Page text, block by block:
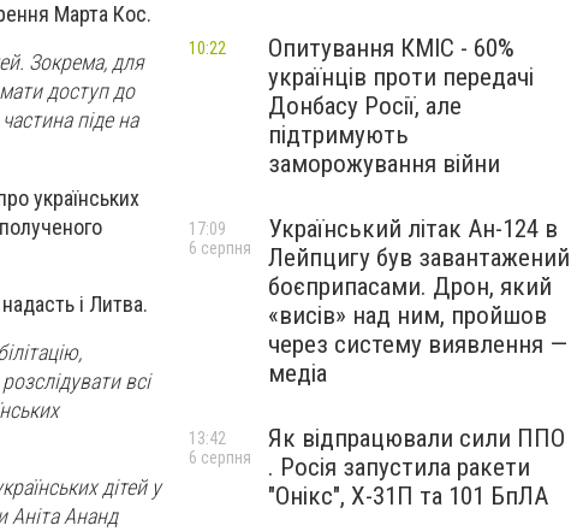
Марта Кос.
Зокрема, для
доступ до
піде на
українських
і Литва.
всі
дітей у
Аніта Ананд
Опитування КМІС - 60%
українців проти передачі
Донбасу Росії, але
підтримують
заморожування війни
10:22
Український літак Ан-124 в
Лейпцигу був завантажений
боєприпасами. Дрон, який
«висів» над ним, пройшов
через систему виявлення —
медіа
17:09
6 серпня
Як відпрацювали сили ППО
. Росія запустила ракети
"Онікс", Х-31П та 101 БпЛА
13:42
6 серпня